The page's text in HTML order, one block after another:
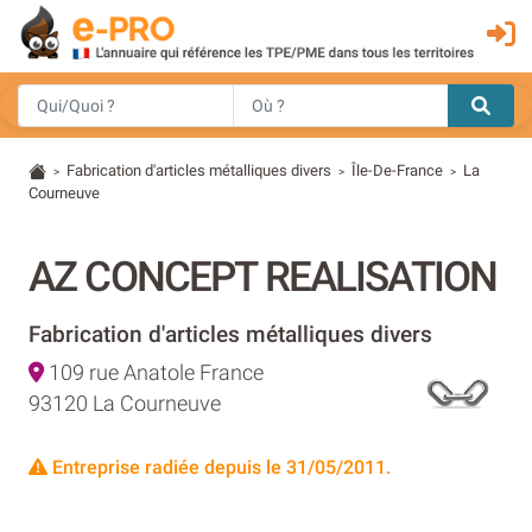
> Fabrication d'articles métalliques divers > Île-De-France > La
Courneuve
AZ CONCEPT REALISATION
Fabrication d'articles métalliques divers
109 rue Anatole France
93120 La Courneuve
Entreprise radiée depuis le 31/05/2011.